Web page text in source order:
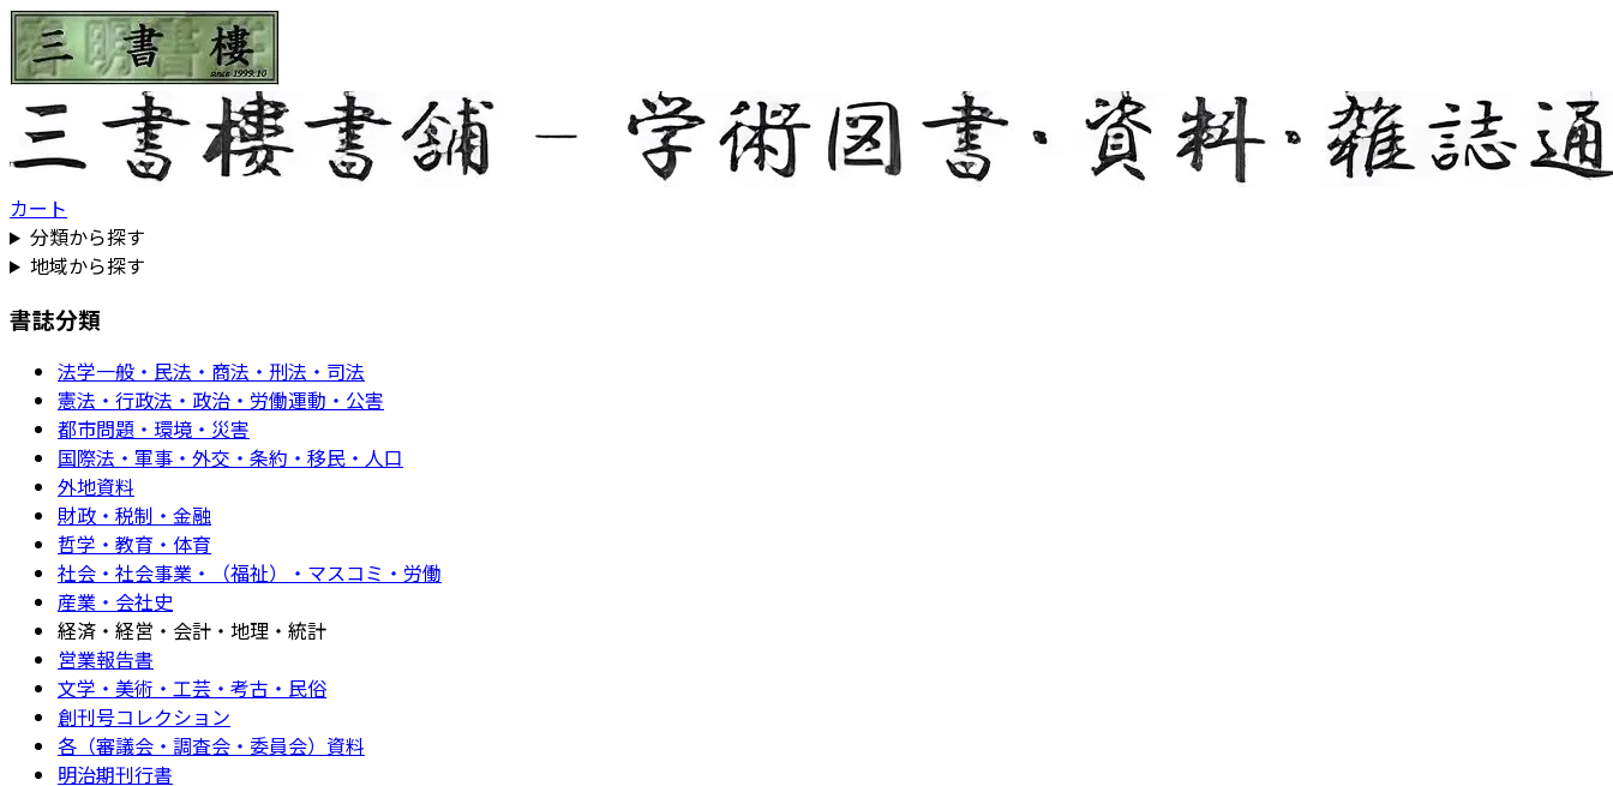
カート
分類から探す
地域から探す
書誌分類
法学一般・民法・商法・刑法・司法
憲法・行政法・政治・労働運動・公害
都市問題・環境・災害
国際法・軍事・外交・条約・移民・人口
外地資料
財政・税制・金融
哲学・教育・体育
社会・社会事業・（福祉）・マスコミ・労働
産業・会社史
経済・経営・会計・地理・統計
営業報告書
文学・美術・工芸・考古・民俗
創刊号コレクション
各（審議会・調査会・委員会）資料
明治期刊行書